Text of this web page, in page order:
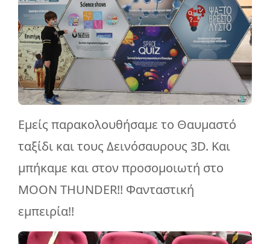
Εμείς παρακολουθήσαμε το Θαυμαστό
ταξίδι και τους Δεινόσαυρους 3D. Και
μπήκαμε και στον προσομοιωτή στο
MOON THUNDER!! Φανταστική
εμπειρία!!